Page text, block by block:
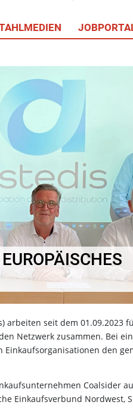
arbeiten seit dem 01.09.2023
Netzwerk zusammen. Bei
den
Coalsider
Einkaufsverbund Nordwest,